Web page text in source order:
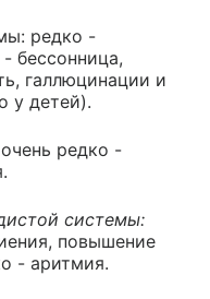
редко -
бессонница,
галлюцинации и
у детей).
очень редко -
системы:
повышение
- аритмия.